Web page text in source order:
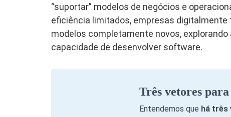
“suportar” modelos de negócios e
eficiência limitados, empresas
modelos completamente novos,
capacidade de desenvolver software.
Três vetores
Entendemos que há três